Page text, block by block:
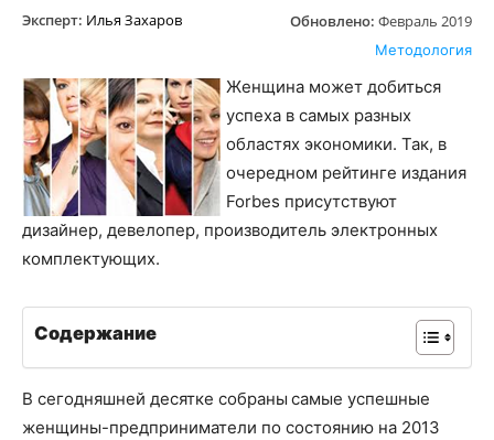
Эксперт: Илья Захаров Обновлено: Февраль 2019
Методология
Женщина может добиться
успеха в самых разных
областях экономики. Так, в
очередном рейтинге издания
Forbes присутствуют
дизайнер, девелопер, производитель электронных
комплектующих.
Содержание
В сегодняшней десятке собраны самые успешные
женщины-предприниматели по состоянию на 2013